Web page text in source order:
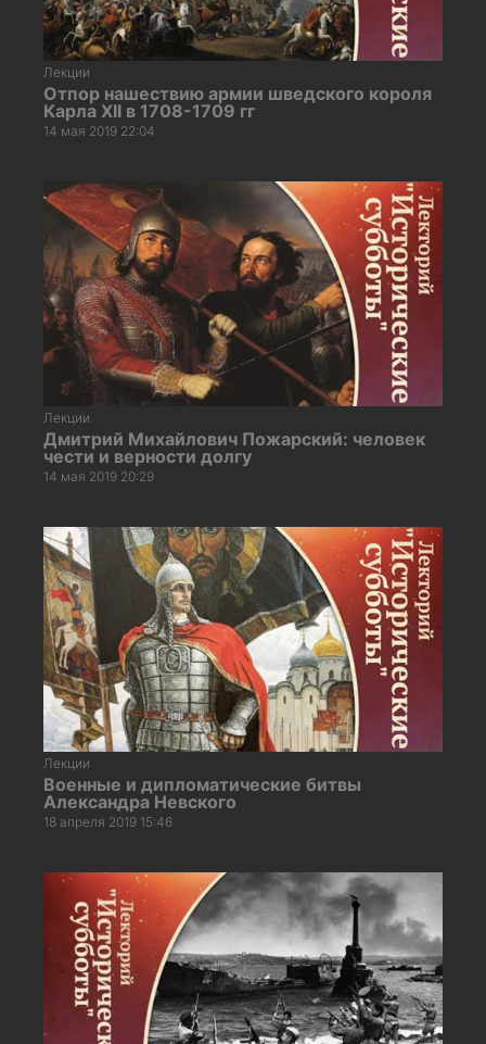
Лекции
Отпор нашествию армии шведского короля
Карла XII в 1708-1709 гг
14 мая 2019 22:04
Лекции
Дмитрий Михайлович Пожарский: человек
чести и верности долгу
14 мая 2019 20:29
Лекции
Военные и дипломатические битвы
Александра Невского
18 апреля 2019 15:46